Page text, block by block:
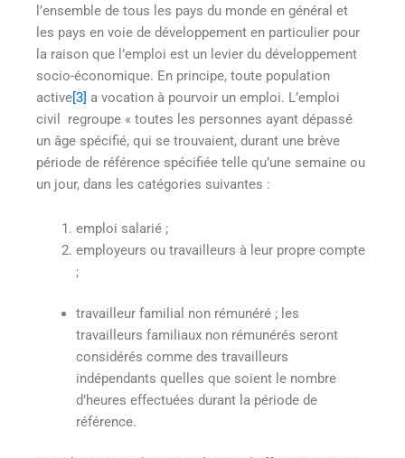
l’ensemble de tous les pays du monde en général et
les pays en voie de développement en particulier pour
la raison que l’emploi est un levier du développement
socio-économique. En principe, toute population
active[3] a vocation à pourvoir un emploi. L’emploi
civil regroupe « toutes les personnes ayant dépassé
un âge spécifié, qui se trouvaient, durant une brève
période de référence spécifiée telle qu’une semaine ou
un jour, dans les catégories suivantes :
emploi salarié ;
employeurs ou travailleurs à leur propre compte
;
travailleur familial non rémunéré ; les
travailleurs familiaux non rémunérés seront
considérés comme des travailleurs
indépendants quelles que soient le nombre
d’heures effectuées durant la période de
référence.